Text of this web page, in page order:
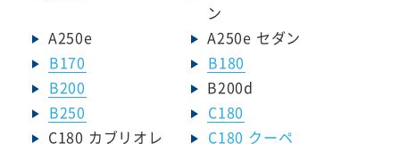
ン
A250e
A250e セダン
B170
B180
B200
B200d
B250
C180
C180 カブリオレ
C180 クーペ